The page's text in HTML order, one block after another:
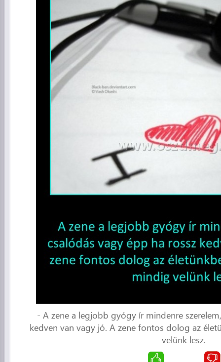
- A zene a legjobb gyógy ír mindenre
kedven van vagy jó. A zene fontos dolog az
velünk lesz.